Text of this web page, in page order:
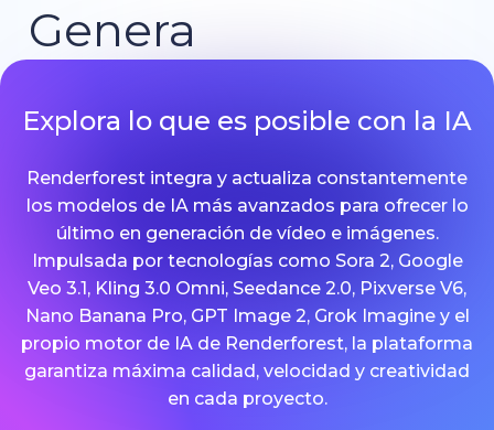
Genera
Explora lo que es posible con la IA
Renderforest integra y actualiza constantemente
los modelos de IA más avanzados para ofrecer lo
último en generación de vídeo e imágenes.
Impulsada por tecnologías como Sora 2, Google
Veo 3.1, Kling 3.0 Omni, Seedance 2.0, Pixverse V6,
Nano Banana Pro, GPT Image 2, Grok Imagine y el
propio motor de IA de Renderforest, la plataforma
garantiza máxima calidad, velocidad y creatividad
en cada proyecto.